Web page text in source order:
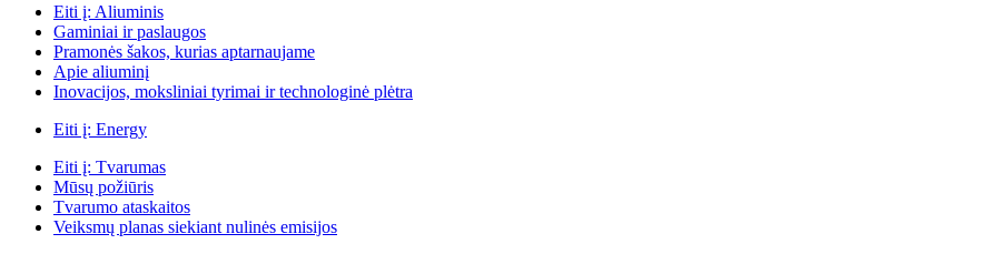
Eiti į: Aliuminis
Gaminiai ir paslaugos
Pramonės šakos, kurias aptarnaujame
Apie aliuminį
Inovacijos, moksliniai tyrimai ir technologinė plėtra
Eiti į: Energy
Eiti į: Tvarumas
Mūsų požiūris
Tvarumo ataskaitos
Veiksmų planas siekiant nulinės emisijos